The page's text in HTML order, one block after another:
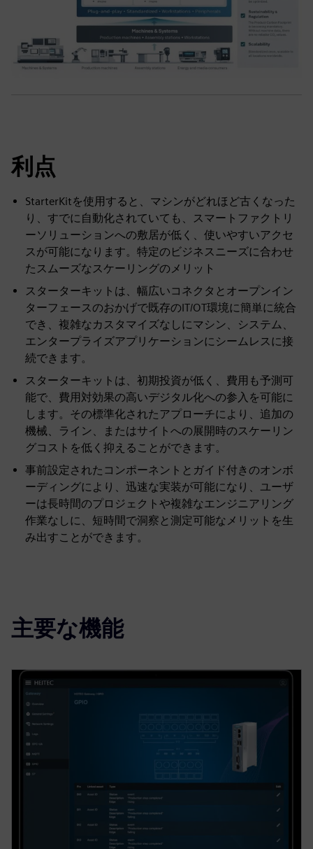
利点
StarterKitを使用すると、マシンがどれほど古くなった
り、すでに自動化されていても、スマートファクトリ
ーソリューションへの敷居が低く、使いやすいアクセ
スが可能になります。特定のビジネスニーズに合わせ
たスムーズなスケーリングのメリット
スターターキットは、幅広いコネクタとオープンイン
ターフェースのおかげで既存のIT/OT環境に簡単に統合
でき、複雑なカスタマイズなしにマシン、システム、
エンタープライズアプリケーションにシームレスに接
続できます。
スターターキットは、初期投資が低く、費用も予測可
能で、費用対効果の高いデジタル化への参入を可能に
します。その標準化されたアプローチにより、追加の
機械、ライン、またはサイトへの展開時のスケーリン
グコストを低く抑えることができます。
事前設定されたコンポーネントとガイド付きのオンボ
ーディングにより、迅速な実装が可能になり、ユーザ
ーは長時間のプロジェクトや複雑なエンジニアリング
作業なしに、短時間で洞察と測定可能なメリットを生
み出すことができます。
主要な機能